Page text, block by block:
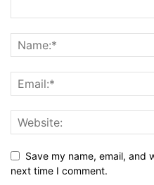
Save my name, email, and
next time I comment.